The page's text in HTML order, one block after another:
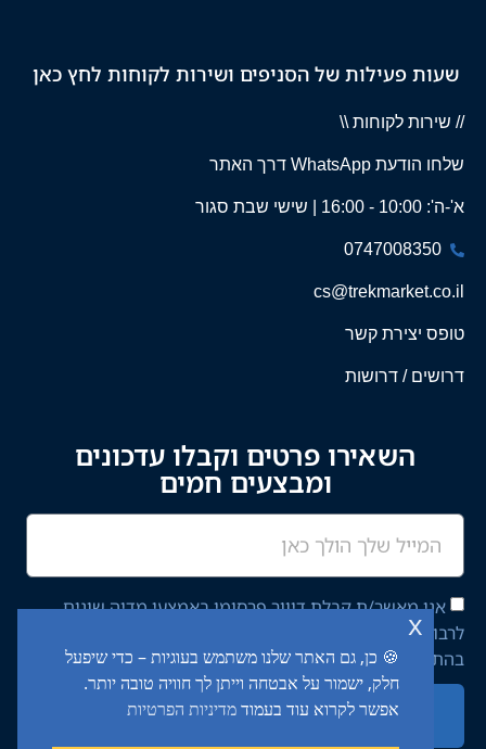
🍪 כן, גם האתר שלנו משתמש בעוגיות – כדי שיפעל
חלק, ישמור על אבטחה וייתן לך חוויה טובה יותר.
אפשר לקרוא עוד בעמודמדיניות הפרטיות
x
שעות פעילות של הסניפים ושירות לקוחות לחץ כאן
// שירות לקוחות \\
שלחו הודעת WhatsApp דרך האתר
א'-ה': 10:00 - 16:00 | שישי שבת סגור
0747008350
cs@trekmarket.co.il
טופס יצירת קשר
דרושים / דרושות
השאירו פרטים וקבלו עדכונים
ומבצעים חמים
אני מאשר/ת קבלת דיוור פרסומי באמצעי מדיה שונים
לרבות מסרון ודוא"ל מחברת יציב איתן השקעות בע"מ,
בהתאם ל־מדיניות הפרטיותבאתר.
שליחה